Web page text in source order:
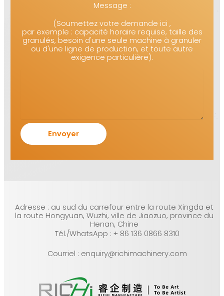
Message :
(Soumettez votre demande ici ,
par exemple : capacité horaire requise, taille des
granulés, besoin d'une seule machine à granuler
ou d'une ligne de production, et toute autre
exigence particulière).
Adresse : au sud du carrefour entre la route Xingda et
la route Hongyuan, Wuzhi, ville de Jiaozuo, province du
Henan, Chine
Tél./WhatsApp : + 86 136 0866 8310
Courriel : enquiry@richimachinery.com